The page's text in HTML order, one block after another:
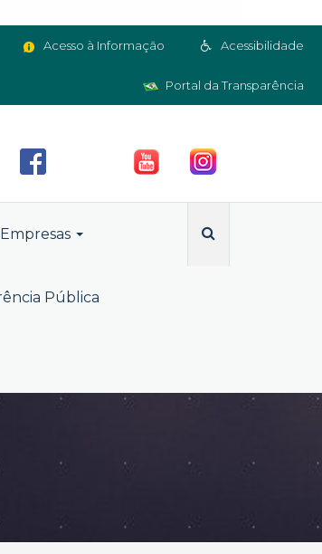
Acessibilidade
Acesso à Informação
Portal da Transparência
Empresas
Pública